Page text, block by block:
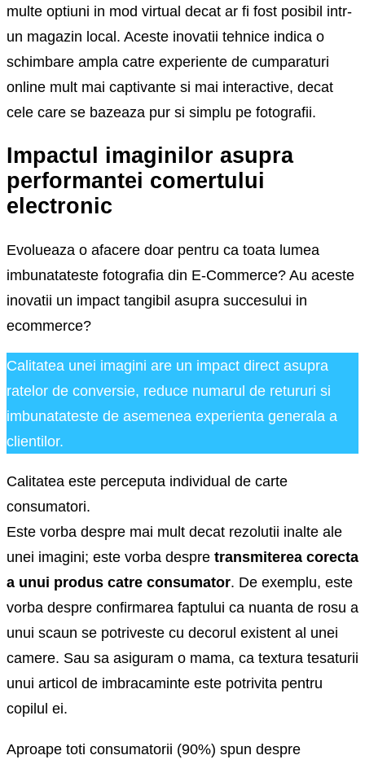
multe optiuni in mod virtual decat ar fi fost posibil intr-
un magazin local. Aceste inovatii tehnice indica o
schimbare ampla catre experiente de cumparaturi
online mult mai captivante si mai interactive, decat
cele care se bazeaza pur si simplu pe fotografii.
Impactul imaginilor asupra
performantei comertului
electronic
Evolueaza o afacere doar pentru ca toata lumea
imbunatateste fotografia din E-Commerce? Au aceste
inovatii un impact tangibil asupra succesului in
ecommerce?
Calitatea unei imagini are un impact direct asupra
ratelor de conversie, reduce numarul de retururi si
imbunatateste de asemenea experienta generala a
clientilor.
Calitatea este perceputa individual de carte
consumatori.
Este vorba despre mai mult decat rezolutii inalte ale
unei imagini; este vorba despre transmiterea corecta
a unui produs catre consumator. De exemplu, este
vorba despre confirmarea faptului ca nuanta de rosu a
unui scaun se potriveste cu decorul existent al unei
camere. Sau sa asiguram o mama, ca textura tesaturii
unui articol de imbracaminte este potrivita pentru
copilul ei.
Aproape toti consumatorii (90%) spun despre